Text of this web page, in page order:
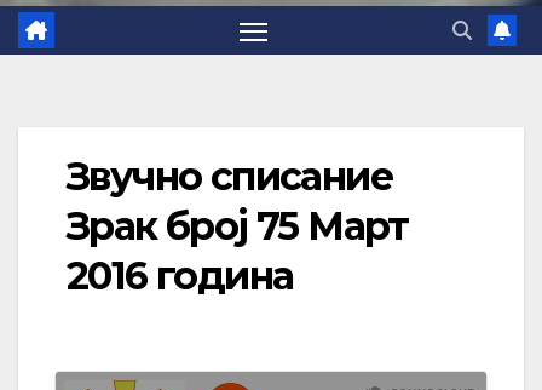
Звучно списание
Зрак број 75 Март
2016 година